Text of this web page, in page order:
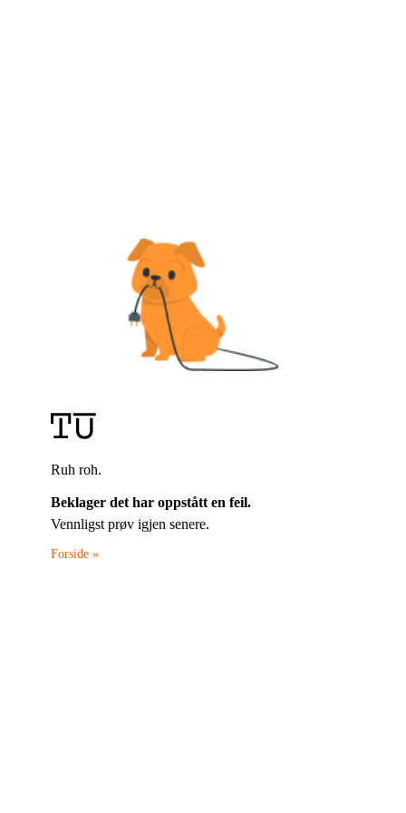
Ruh roh.
Beklager det har oppstått en feil.
Vennligst prøv igjen senere.
Forside »